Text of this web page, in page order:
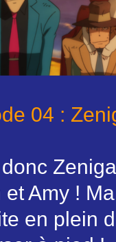
04 :
et Amy !
en plein